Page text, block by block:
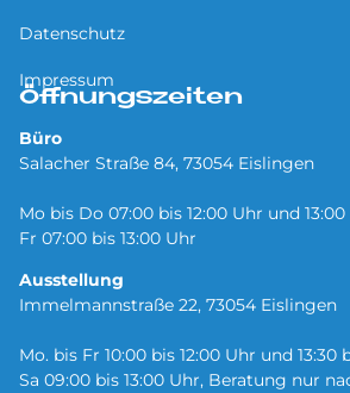
Datenschutz
Impressum
Öffnungszeiten
Büro
Salacher Straße 84, 73054 Eislingen
Mo bis Do 07:00 bis 12:00 Uhr und
Fr 07:00 bis 13:00 Uhr
Ausstellung
Immelmannstraße 22, 73054 Eislingen
Mo. bis Fr 10:00 bis 12:00 Uhr und 13:30
Sa 09:00 bis 13:00 Uhr, Beratung nur